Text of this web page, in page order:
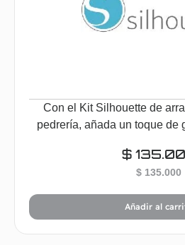
Con el Kit Silhouette de
pedrería, añada un toque de
$
$ 135.000
Añadir al